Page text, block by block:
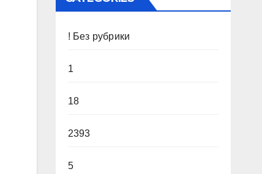
! Без рубрики
1
18
2393
5